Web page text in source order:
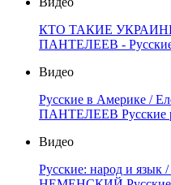
КТО ТАКИЕ
ПАНТЕЛЕЕВ - Русские
Видео
Русские в Америке /
ПАНТЕЛЕЕВ Русские
Видео
Русские: народ и